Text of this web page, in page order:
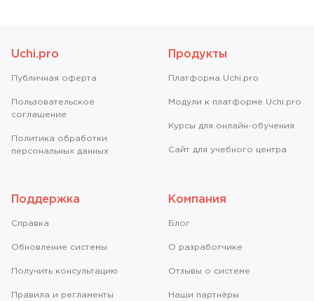
Uchi.pro
Публичная оферта
Пользовательское
соглашение
Политика обработки
персональных данных
Продукты
Платформа Uchi.pro
Модули к платформе Uchi.pro
Курсы для онлайн-обучения
Сайт для учебного центра
Поддержка
Справкa
Обновление системы
Получить консультацию
Правила и регламенты
Компания
Блог
О разработчике
Отзывы о системе
Наши партнёры